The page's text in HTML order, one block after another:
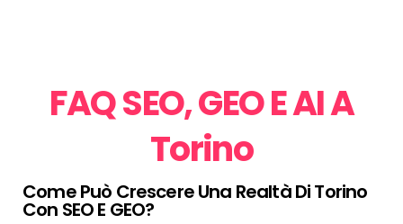
FAQ SEO, GEO E AI A
Torino
Come Può Crescere Una Realtà Di Torino
Con SEO E GEO?